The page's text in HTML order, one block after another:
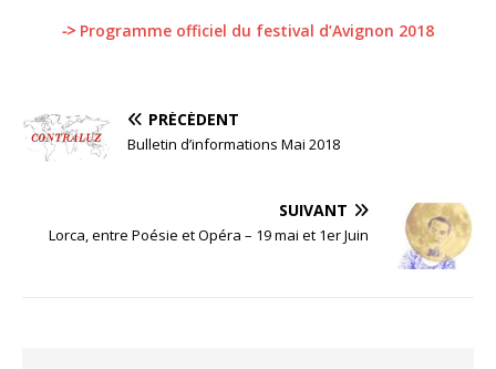
-> Programme officiel du festival d’Avignon 2018
PRÉCÉDENT
Bulletin d’informations Mai 2018
SUIVANT
Lorca, entre Poésie et Opéra – 19 mai et 1er Juin